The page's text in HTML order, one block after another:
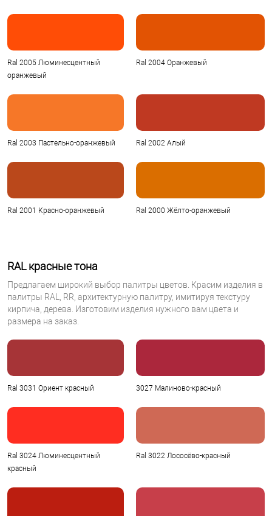
Ral 2005 Люминесцентный
оранжевый
Ral 2004 Оранжевый
Ral 2003 Пастельно-оранжевый Ral 2002 Алый
Ral 2001 Красно-оранжевый Ral 2000 Жёлто-оранжевый
RAL красные тона
Предлагаем широкий выбор палитры цветов. Красим изделия в
палитры RAL, RR, архитектурную палитру, имитируя текстуру
кирпича, дерева. Изготовим изделия нужного вам цвета и
размера на заказ.
Ral 3031 Ориент красный 3027 Малиново-красный
Ral 3024 Люминесцентный
красный
Ral 3022 Лососёво-красный